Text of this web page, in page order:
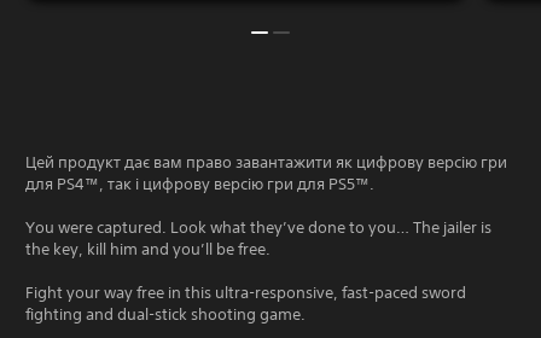
Цей продукт дає вам право завантажити як цифрову версію гри
для PS4™, так і цифрову версію гри для PS5™.
You were captured. Look what they’ve done to you… The jailer is
the key, kill him and you’ll be free.
Fight your way free in this ultra-responsive, fast-paced sword
fighting and dual-stick shooting game.